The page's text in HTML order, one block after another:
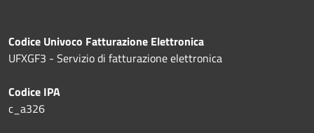
Codice Univoco Fatturazione Elettronica
UFXGF3 - Servizio di fatturazione elettronica
Codice IPA
c_a326